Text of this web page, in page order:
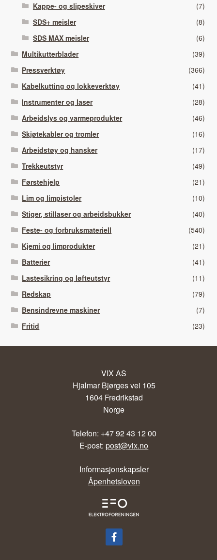
Kappe- og slipeskiver
(7)
SDS+ meisler
(8)
SDS MAX meisler
(6)
Multikutterblader
(39)
Pressverktøy
(366)
Kabelkutting og lokkeverktøy
(41)
Instrumenter og laser
(28)
Arbeidslys og varmeprodukter
(46)
Skjøtekabler og tromler
(16)
Arbeidstøy og hansker
(17)
Trekkeutstyr
(49)
Førstehjelp
(21)
Lim og limpistoler
(10)
Stiger, stillaser og arbeidsbukker
(40)
Feste- og forbruksmateriell
(540)
Kjemi og limprodukter
(21)
Batterier
(41)
Lastesikring og løfteutstyr
(11)
Redskap
(79)
Bensindrevne maskiner
(7)
Fritid
(23)
VIX AS
Hjalmar Bjørges vei 105
1604 Fredrikstad
Norge
Telefon: +47 92 43 12 00
E-post:post@vix.no
Informasjonskapsler
Åpenhetsloven